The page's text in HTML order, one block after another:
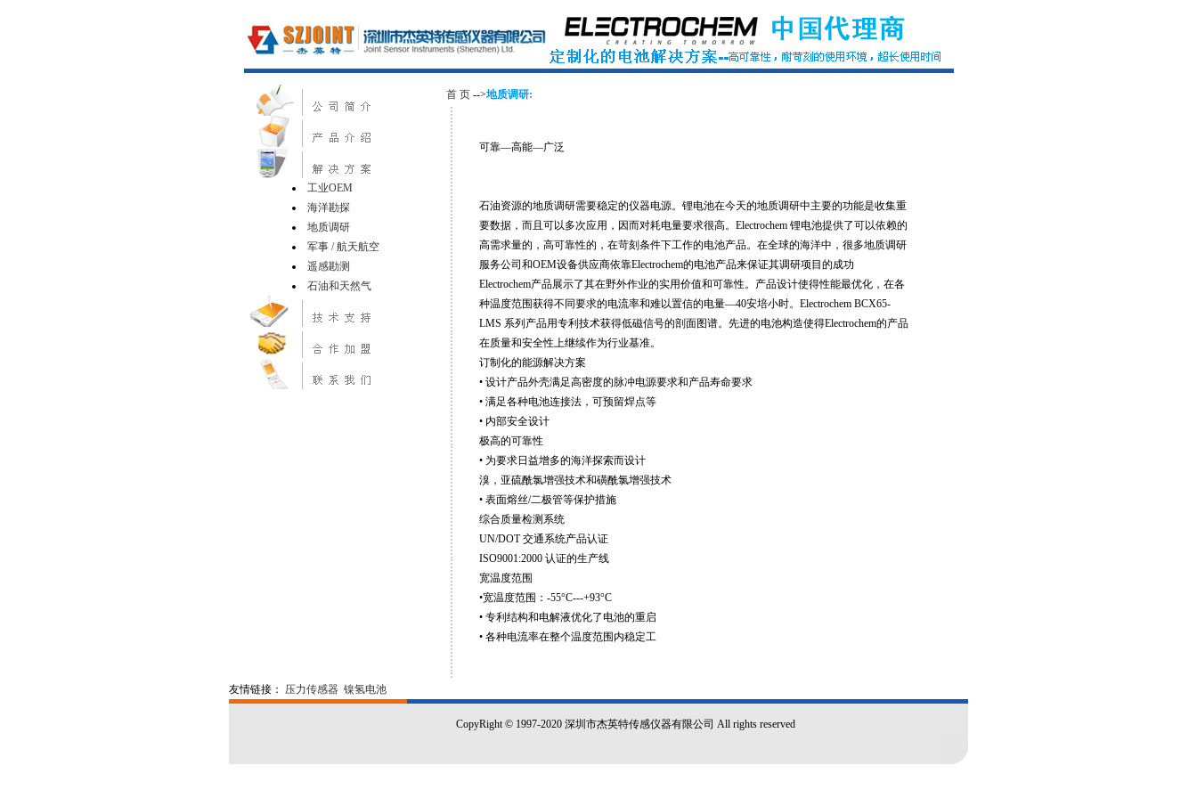
工业OEM
海洋勘探
地质调研
军事 / 航天航空
遥感勘测
石油和天然气
首 页 -->地质调研:
可靠—高能—广泛
石油资源的地质调研需要稳定的仪器电源。锂电池在今天的地质调研中主要的功能是收集重
要数据，而且可以多次应用，因而对耗电量要求很高。Electrochem 锂电池提供了可以依赖的
高需求量的，高可靠性的，在苛刻条件下工作的电池产品。在全球的海洋中，很多地质调研
服务公司和OEM设备供应商依靠Electrochem的电池产品来保证其调研项目的成功
Electrochem产品展示了其在野外作业的实用价值和可靠性。产品设计使得性能最优化，在各
种温度范围获得不同要求的电流率和难以置信的电量—40安培小时。Electrochem BCX65-
LMS 系列产品用专利技术获得低磁信号的剖面图谱。先进的电池构造使得Electrochem的产品
在质量和安全性上继续作为行业基准。
订制化的能源解决方案
• 设计产品外壳满足高密度的脉冲电源要求和产品寿命要求
• 满足各种电池连接法，可预留焊点等
• 内部安全设计
极高的可靠性
• 为要求日益增多的海洋探索而设计
溴，亚硫酰氯增强技术和磺酰氯增强技术
• 表面熔丝/二极管等保护措施
综合质量检测系统
UN/DOT 交通系统产品认证
ISO9001:2000 认证的生产线
宽温度范围
•宽温度范围：-55°C---+93°C
• 专利结构和电解液优化了电池的重启
• 各种电流率在整个温度范围内稳定工
友情链接： 压力传感器 镍氢电池
CopyRight © 1997-2020 深圳市杰英特传感仪器有限公司 All rights reserved